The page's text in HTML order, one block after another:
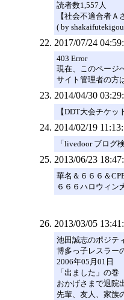
読者数1,557人
【社会不適合者Ａ
( by
2017/07/24
403 Error
現在、このページ
サイト管理者の方
2014/04/30
【DDT大会チケッ
2014/02/19
「livedoor ブログ
2013/06/23
華名＆６６６＆
６６６ハロウィン
2013/03/05
池田誠志のポジテ
博多っ子レスラー
2006年05月01日
「出ました」の巻
おかげさまで退院
先輩、友人、家族